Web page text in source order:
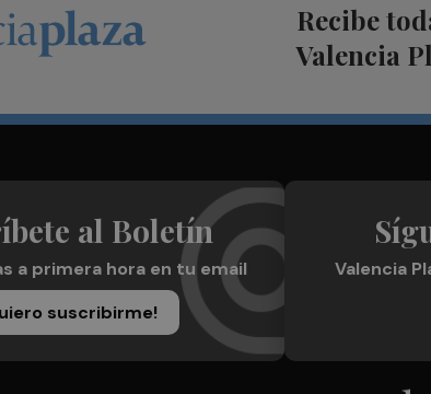
Recibe
Valencia
al Boletín
a primera hora en tu email
suscribirme!
Valencia